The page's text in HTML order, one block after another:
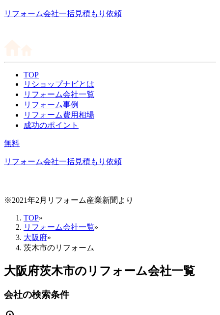
リフォーム会社一括見積もり依頼
TOP
リショップナビとは
リフォーム会社一覧
リフォーム事例
リフォーム費用相場
成功のポイント
無料
リフォーム会社一括見積もり依頼
※2021年2月リフォーム産業新聞より
TOP»
リフォーム会社一覧»
大阪府»
茨木市のリフォーム
大阪府茨木市のリフォーム会社一覧
会社の検索条件